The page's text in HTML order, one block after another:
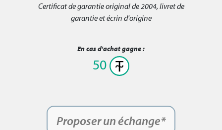
Certificat de garantie original de 2004, livret de
garantie et écrin d'origine
En cas d'achat gagne :
50
Proposer un échange*